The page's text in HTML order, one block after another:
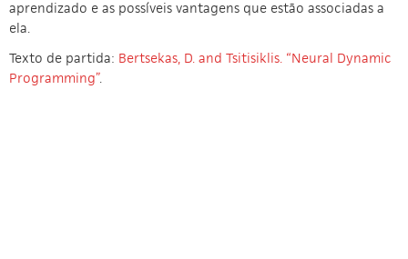
aprendizado e as possíveis vantagens que estão associadas a
ela.
Texto de partida: Bertsekas, D. and Tsitisiklis. “Neural Dynamic
Programming”.